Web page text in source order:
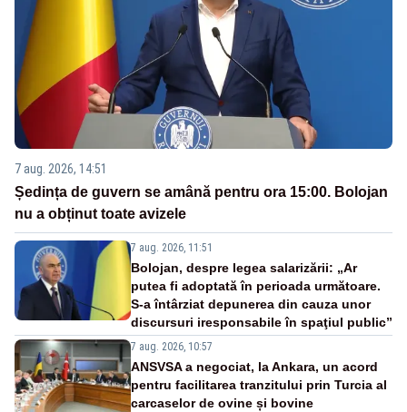
7 aug. 2026, 14:51
Ședința de guvern se amână pentru ora 15:00. Bolojan
nu a obținut toate avizele
7 aug. 2026, 11:51
Bolojan, despre legea salarizării: „Ar
putea fi adoptată în perioada următoare.
S-a întârziat depunerea din cauza unor
discursuri iresponsabile în spaţiul public”
7 aug. 2026, 10:57
ANSVSA a negociat, la Ankara, un acord
pentru facilitarea tranzitului prin Turcia al
carcaselor de ovine și bovine